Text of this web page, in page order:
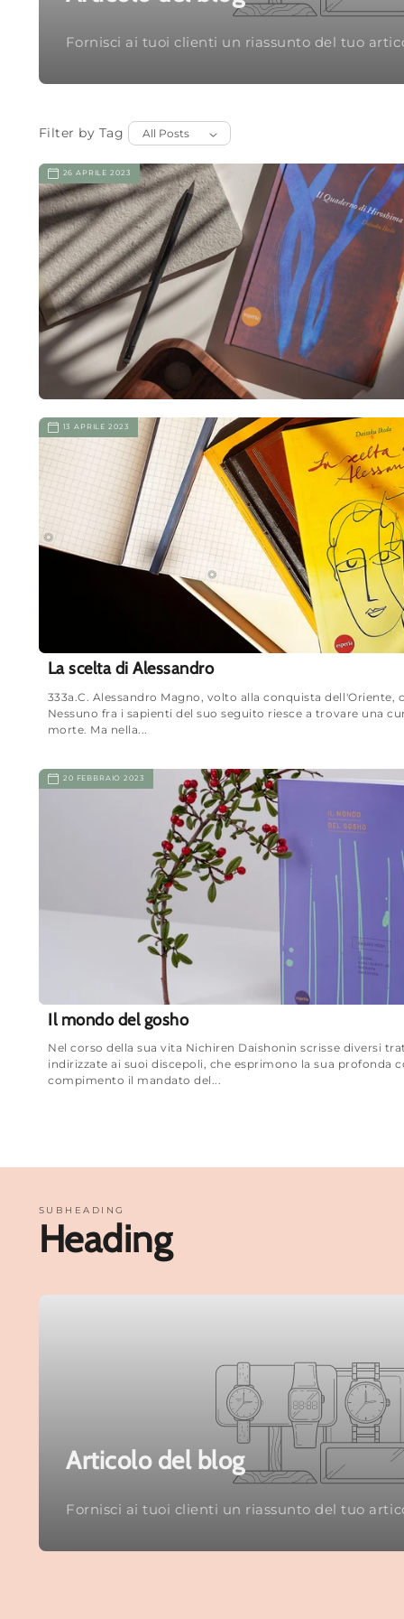
Fornisci ai tuoi clienti un riassunto del tuo
Filter by Tag
26 APRILE 2023
13 APRILE 2023
La scelta di Alessandro
333a.C. Alessandro Magno, volto alla conquista dell'Oriente,
Nessuno fra i sapienti del suo seguito riesce a trovare una
morte. Ma nella...
20 FEBBRAIO 2023
Il mondo del gosho
Nel corso della sua vita Nichiren Daishonin scrisse diversi
indirizzate ai suoi discepoli, che esprimono la sua profonda
compimento il mandato del...
SUBHEADING
Heading
Articolo del blog
Fornisci ai tuoi clienti un riassunto del tuo